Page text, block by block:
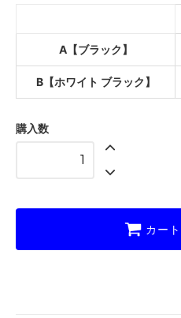
A【ブラック】
B【ホワイト ブラック】
購入数
カー